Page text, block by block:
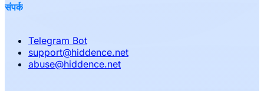
संपर्क
Telegram Bot
support@hiddence.net
abuse@hiddence.net